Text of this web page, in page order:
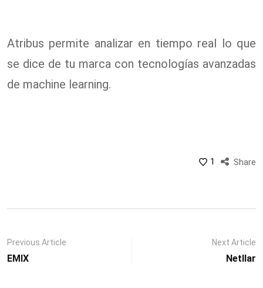
Atribus permite analizar en tiempo real lo que
se dice de tu marca con tecnologías avanzadas
de machine learning.
Share
1
Previous Article
EMIX
Next Article
Netllar